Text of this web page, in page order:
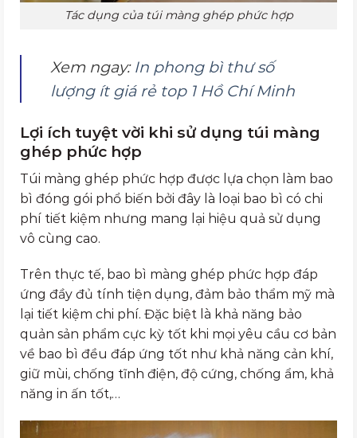
Tác dụng của túi màng ghép phức hợp
Xem ngay: In phong bì thư số
lượng ít giá rẻ top 1 Hồ Chí Minh
Lợi ích tuyệt vời khi sử dụng túi màng
ghép phức hợp
Túi màng ghép phức hợp được lựa chọn làm bao
bì đóng gói phổ biến bởi đây là loại bao bì có chi
phí tiết kiệm nhưng mang lại hiệu quả sử dụng
vô cùng cao.
Trên thực tế, bao bì màng ghép phức hợp đáp
ứng đầy đủ tính tiện dụng, đảm bảo thẩm mỹ mà
lại tiết kiệm chi phí. Đặc biệt là khả năng bảo
quản sản phẩm cực kỳ tốt khi mọi yêu cầu cơ bản
về bao bì đều đáp ứng tốt như khả năng cản khí,
giữ mùi, chống tĩnh điện, độ cứng, chống ẩm, khả
năng in ấn tốt,…